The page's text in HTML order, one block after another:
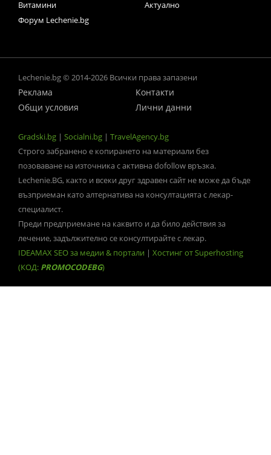
Витамини
Актуално
Форум Lechenie.bg
Lechenie.bg © 2014-2026 Всички права запазени
Реклама
Контакти
Общи условия
Лични данни
Gradski.bg | Socialni.bg | TravelAgency.bg
Строго забранено е копирането на материали без
позоваване на източника с активна dofollow връзка.
Lechenie.BG, както и всеки друг здравен сайт не може да бъде
възприеман като алтернатива на консултацията с лекар-
специалист.
Преди предприемане на каквито и да било действия за
лечение, задължително се консултирайте с лекар.
IDEAMAX SEO за медии & портали | Хостинг от Superhosting
(КОД: PROMOCODEBG)